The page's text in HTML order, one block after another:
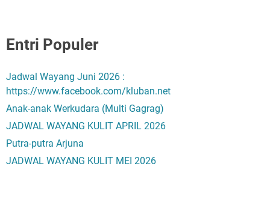
Entri Populer
Jadwal Wayang Juni 2026 :
https://www.facebook.com/kluban.net
Anak-anak Werkudara (Multi Gagrag)
JADWAL WAYANG KULIT APRIL 2026
Putra-putra Arjuna
JADWAL WAYANG KULIT MEI 2026